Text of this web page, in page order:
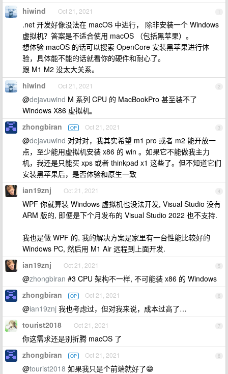
1
hiwind Oct 21, 2021
.net 开发好像没法在 macOS 中进行， 除非安装一个 Windows
虚拟机？答案是不适合使用 macOS （包括黑苹果）。
想体验 macOS 的话可以搜索 OpenCore 安装黑苹果进行体
验，具体能不能的话就看你的硬件和耐心了。
跟 M1 M2 没太大关系。
2
hiwind Oct 21, 2021
@dejavuwind M 系列 CPU 的 MacBookPro 甚至装不了
Windows X86 虚拟机。
3
zhongbiran OP Oct 21, 2021
@dejavuwind 对对对，我其实希望 m1 pro 或者 m2 能开放一
点，至少能用虚拟机安装 x86 的 win 。如果它不能做我主力
机，我还是只能买 xps 或者 thinkpad x1 这些了。但不知道它们
安装黑苹果后，是否体验和原生一致
4
ian19znj Oct 21, 2021
WPF 你就算装 Windows 虚拟机也没法开发, Visual Studio 没有
ARM 版的, 即便是下个月发布的 Visual Studio 2022 也不支持.
我也是做 WPF 的, 我的解决方案是家里有一台性能比较好的
Windows PC, 然后用 M1 Air 远程到上面开发.
5
ian19znj Oct 21, 2021
@zhongbiran #3 CPU 架构不一样, 不可能装 x86 的 Windows
6
zhongbiran OP Oct 21, 2021
@ian19znj 我也考虑过，但对我来说，成本过高了…
7
tourist2018 Oct 21, 2021
你这需求还是别折腾 macOS 了
8
zhongbiran OP Oct 21, 2021
@tourist2018 如果我只是个前端就好了😁